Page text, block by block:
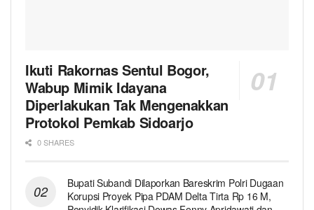
Ikuti Rakornas Sentul Bogor,
Wabup Mimik Idayana
Diperlakukan Tak Mengenakkan
Protokol Pemkab Sidoarjo
0 SHARES
Bupati Subandi Dilaporkan Bareskrim Polri Dugaan
Korupsi Proyek Pipa PDAM Delta Tirta Rp 16 M,